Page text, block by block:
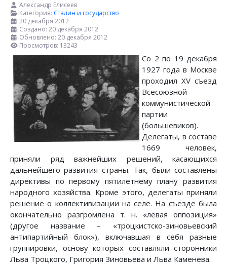
Александр Елисеев
Категория: Сталин и государство
20 декабря 2012
Создано: 20 декабря 2012
Обновлено: 20 декабря 2012
Просмотров: 13243
Со 2 по 19 декабря
1927 года в Москве
проходил XV съезд
Всесоюзной
коммунистической
партии
(большевиков).
Делегаты, в составе
1669 человек,
приняли ряд важнейших решений, касающихся
дальнейшего развития страны. Так, были составлены
директивы по первому пятилетнему плану развития
народного хозяйства. Кроме этого, делегаты приняли
решение о коллективизации на селе. На съезде была
окончательно разгромлена т. н. «левая оппозиция»
(другое название – «троцкистско-зиновьевский
антипартийный блок»), включавшая в себя разные
группировки, основу которых составляли сторонники
Льва Троцкого, Григория Зиновьева и Льва Каменева.